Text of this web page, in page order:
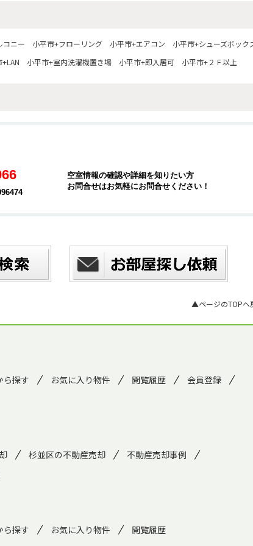
コニー 小平市+フローリング 小平市+エアコン
小平市+シューズボック
小平市+室内洗濯機置き場 小平市+即入居可 小平市+２Ｆ以上
空室情報の確認や詳細を知りたい方
お問合せはお気軽にお問合せください！
▲ページのTOPへ
ら探す お気に入り物件 閲覧履歴
会員登録
杉並区の不動産売却
不動産売却事例
ら探す お気に入り物件 閲覧履歴